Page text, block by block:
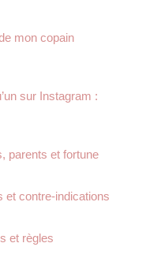
mon copain
sur Instagram :
parents et fortune
et contre-indications
et règles